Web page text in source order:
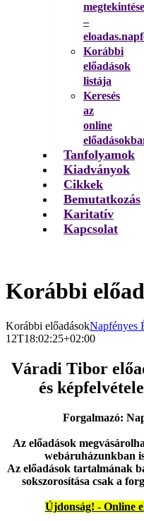
megtekintése
–
Korábbi
előadások
listája
Keresés
az
online
Tanfolyamok
Kiadványok
Cikkek
Bemutatkozás
Karitatív
Kapcsolat
Korábbi
Korábbi előadásokNapfényes
12T18:02:25+02:00
Váradi Tibor
és
Forgalmazó:
Az előadások
webáruházunkban
Az előadások tartalmának
sokszorosítása csak a
Újdonság! - Online